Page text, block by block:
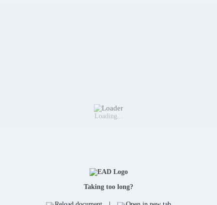
Loading...
Taking too long?